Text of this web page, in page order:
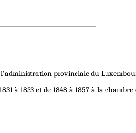
provinciale du
à 1833 et de 1848 à 1857 à la